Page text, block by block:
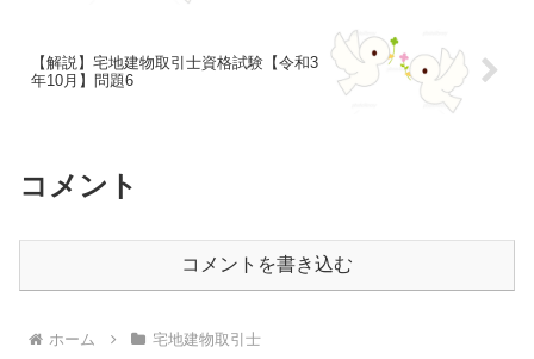
【解説】宅地建物取引士資格試験【令和3
年10月】問題6
コメント
コメントを書き込む
ホーム 宅地建物取引士